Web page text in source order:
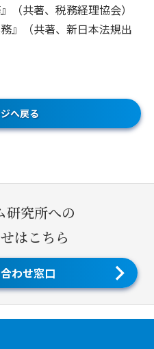
（共著、税務経理協会）
』（共著、新日本法規出
へ戻る
研究所への
はこちら
わせ窓口